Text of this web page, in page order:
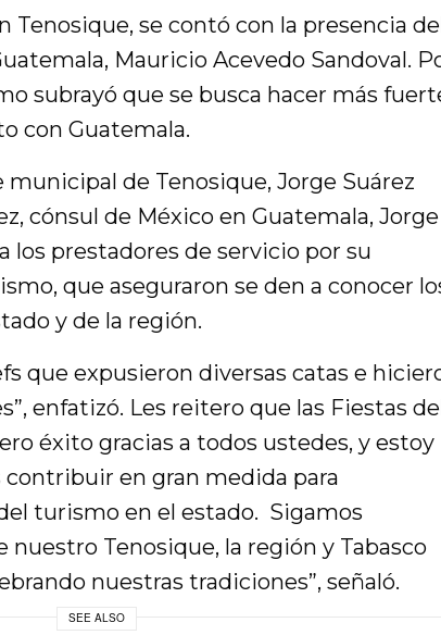
Tenosique, se contó con la presencia
Mauricio Acevedo Sandoval.
subrayó que se busca hacer más
con Guatemala.
de Tenosique, Jorge Suárez
cónsul de México en Guatemala, Jorge
los prestadores de servicio por su
que aseguraron se den a conocer
y de la región.
que expusieron diversas catas e
enfatizó. Les reitero que las Fiestas
éxito gracias a todos ustedes, y estoy
en gran medida para
turismo en el estado. Sigamos
Tenosique, la región y Tabasco
nuestras tradiciones”, señaló.
SEE ALSO